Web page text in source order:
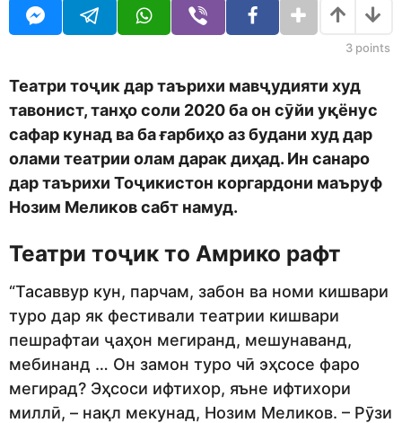
R
3 points
Театри тоҷик дар таърихи мавҷудияти худ
тавонист, танҳо соли 2020 ба он сӯйи уқёнус
сафар кунад ва ба ғарбиҳо аз будани худ дар
олами театрии олам дарак диҳад. Ин санаро
дар таърихи Тоҷикистон коргардони маъруф
Нозим Меликов сабт намуд.
Театри тоҷик то Амрико рафт
“Тасаввур кун, парчам, забон ва номи кишвари
туро дар як фестивали театрии кишвари
пешрафтаи ҷаҳон мегиранд, мешунаванд,
мебинанд … Он замон туро чӣ эҳсосе фаро
мегирад? Эҳсоси ифтихор, яъне ифтихори
миллӣ, – нақл мекунад, Нозим Меликов. – Рӯзи